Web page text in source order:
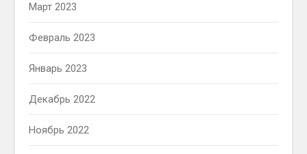
Март 2023
Февраль 2023
Январь 2023
Декабрь 2022
Ноябрь 2022